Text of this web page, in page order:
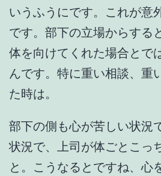
いうふうにです。これが意
です。部下の立場からする
体を向けてくれた場合とで
んです。特に重い相談、重
た時は。
部下の側も心が苦しい状況
状況で、上司が体ごとこっ
と。こうなるとですね、心